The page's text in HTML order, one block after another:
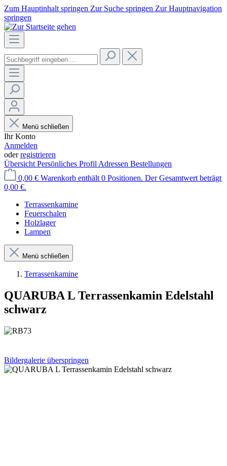
Zum Hauptinhalt springen Zur Suche springen Zur Hauptnavigation
springen
Menü schließen
Ihr Konto
Anmelden
oderregistrieren
Übersicht Persönliches Profil Adressen Bestellungen
0,00 € Warenkorb enthält 0 Positionen. Der Gesamtwert beträgt
0,00 €.
Terrassenkamine
Feuerschalen
Holzlager
Lampen
Menü schließen
Terrassenkamine
QUARUBA L Terrassenkamin Edelstahl
schwarz
Bildergalerie überspringen